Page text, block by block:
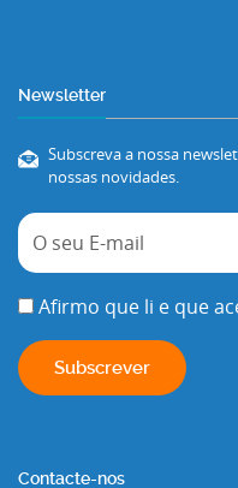
Newsletter
Subscreva a nossa
nossas novidades.
Afirmo que li e que
Contacte-nos